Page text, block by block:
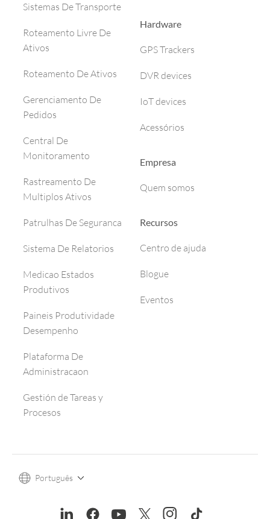
Sistemas De Transporte
Roteamento Livre De
Ativos
Roteamento De Ativos
Gerenciamento De
Pedidos
Central De
Monitoramento
Rastreamento De
Multiplos Ativos
Patrulhas De Seguranca
Sistema De Relatorios
Medicao Estados
Produtivos
Paineis Produtividade
Desempenho
Plataforma De
Administracaon
Gestión de Tareas y
Procesos
Hardware
GPS Trackers
DVR devices
IoT devices
Acessórios
Empresa
Quem somos
Recursos
Centro de ajuda
Blogue
Eventos
Português